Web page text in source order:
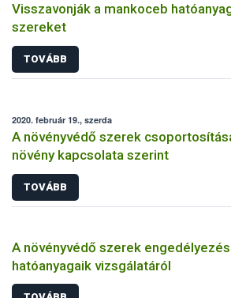
Visszavonják a mankoceb
szereket
TOVÁBB
2020. február 19., szerda
A növényvédő szerek
növény kapcsolata szerint
TOVÁBB
A növényvédő szerek
hatóanyagaik vizsgálatáról